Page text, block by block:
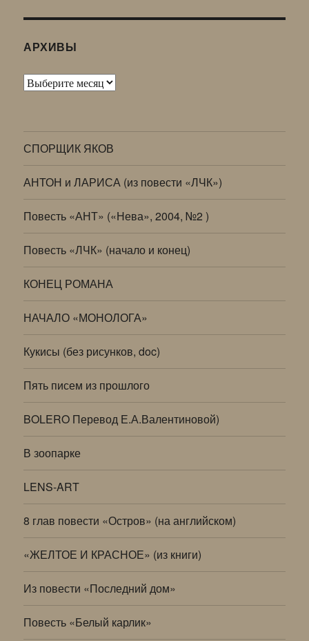
АРХИВЫ
Архивы
СПОРЩИК ЯКОВ
АНТОН и ЛАРИСА (из повести «ЛЧК»)
Повесть «АНТ» («Нева», 2004, №2 )
Повесть «ЛЧК» (начало и конец)
КОНЕЦ РОМАНА
НАЧАЛО «МОНОЛОГА»
Кукисы (без рисунков, doc)
Пять писем из прошлого
BOLERO Перевод Е.А.Валентиновой)
В зоопарке
LENS-ART
8 глав повести «Остров» (на английском)
«ЖЕЛТОЕ И КРАСНОЕ» (из книги)
Из повести «Последний дом»
Повесть «Белый карлик»